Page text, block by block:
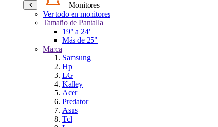
Monitores
Ver todo en monitores
Tamaño de Pantalla
19" a 24"
Más de 25"
Marca
Samsung
Hp
LG
Kalley
Acer
Predator
Asus
Tcl